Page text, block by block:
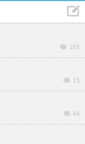
165
15
44